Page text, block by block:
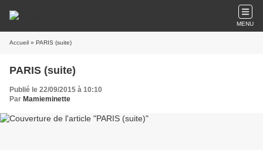
MENU
Accueil » PARIS (suite)
PARIS (suite)
Publié le 22/09/2015 à 10:10
Par Mamieminette